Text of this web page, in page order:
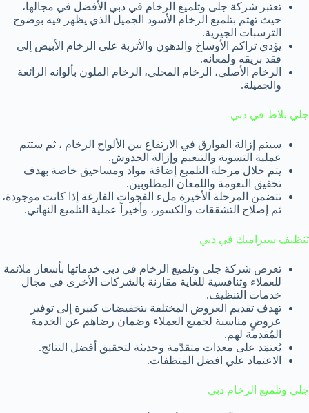
تعتبر شركة جلى وتلميع الرخام في دبي الأفضل في مجالها،
حيث تهتم بتلميع الرخام الأسود الجميل الذي يظهر فيه بوضوح
الترسبات الجيرية.
يؤدي تراكم الأوساخ والدهون والأتربة على الرخام الأبيض إلى
فقد بريقه ولمعانه.
الرخام الأصلي، الرخام المحلي، الرخام الملون بألوانه الرائعة
والجميلة.
جلي بلاط في دبي
سيتم إزالة الفوارق في الارتفاع بين الألواح الرخام ، ثم ستتم
عملية التسوية والتنعيم وإزالة الخدوش.
يتم خلال مرحلة التلميع إضافة مواد ومساحيق خاصة بهدف
تحقيق النعومة واللمعان المطلوبين.
تتضمن المرحلة الأخيرة ملء الفجوات الفارغة إذا كانت موجودة،
ثم إصلاح التشققات والكسور، وأخيراً عملية التلميع النهائي.
تنظيف سيراميك في دبي
تعرض شركة جلى وتلميع الرخام في دبي خدماتها بأسعار ملائمة
للعملاء وتنافسية للغاية مقارنة بالشركات الأخرى في مجال
خدمات التنظيف.
تهدف تقديم العروض المختلفة بتخفيضات كبيرة إلى توفير
عروضٍ مناسبة لجميع العملاء وضمان رضاهم عن الخدمة
المُقدمة لهم.
يُعتمَد على معدات متقدّمة وحديثة لتحقيق أفضل النتائج.
الاعتماد علي افضل المنظفات.
جلي وتلميع الرخام دبي